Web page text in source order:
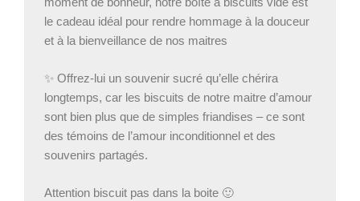
le cadeau idéal pour rendre hommage à la douceur
et à la bienveillance de nos maitres
✨ Offrez-lui un souvenir sucré qu’elle chérira
longtemps, car les biscuits de notre maitre d’amour
sont bien plus que de simples friandises – ce sont
des témoins de l’amour inconditionnel et des
souvenirs partagés.
Attention biscuit pas dans la boite 🙂